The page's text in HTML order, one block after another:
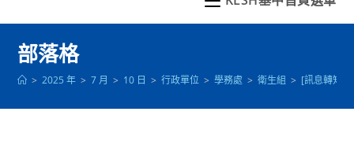
部落格
> 2025 年 > 7 月 > 10 日 > 行政單位 > 學務處 > 衛生組 > [訊息轉知]